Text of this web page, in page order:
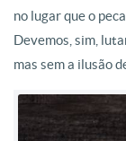
no lugar que o
Devemos, sim,
mas sem a ilusão